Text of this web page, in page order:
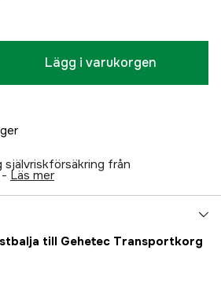
Lägg i varukorgen
självriskförsäkring från
läs mer
till Gehetec Transportkorg